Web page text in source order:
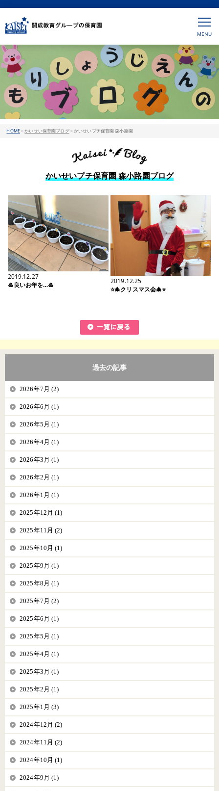
HOME>かいせい保育園ブログ>かいせいプチ保育園 森小路園
かいせいプチ保育園 森小路園ブログ
2019.12.27
🎍良いお年を…🎍 2019.12.25
⭐🎄クリスマス会🎄⭐
過去の記事
2026年7月 (2)
2026年6月 (1)
2026年5月 (1)
2026年4月 (1)
2026年3月 (1)
2026年2月 (1)
2026年1月 (1)
2025年12月 (1)
2025年11月 (2)
2025年10月 (1)
2025年9月 (1)
2025年8月 (1)
2025年7月 (2)
2025年6月 (1)
2025年5月 (1)
2025年4月 (1)
2025年3月 (1)
2025年2月 (1)
2025年1月 (3)
2024年12月 (2)
2024年11月 (2)
2024年10月 (1)
2024年9月 (1)